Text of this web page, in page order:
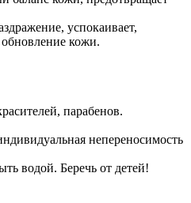
успокаивает,
кожи.
парабенов.
непереносимость
водой. Беречь от детей!